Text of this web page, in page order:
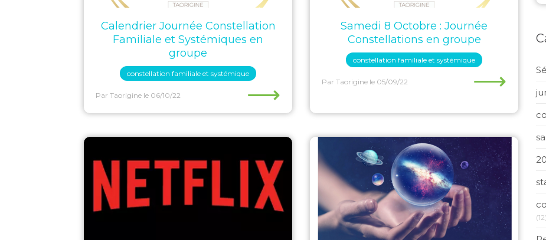
Calendrier Journée Constellation
Familiale et Systémiques en
groupe
constellation familiale et systémique
Par Taorigine le 06/10/22 ⟶
Samedi 8 Octobre : Journée
Constellations en groupe
constellation familiale et systémique
Par Taorigine le 05/09/22 ⟶
(12)